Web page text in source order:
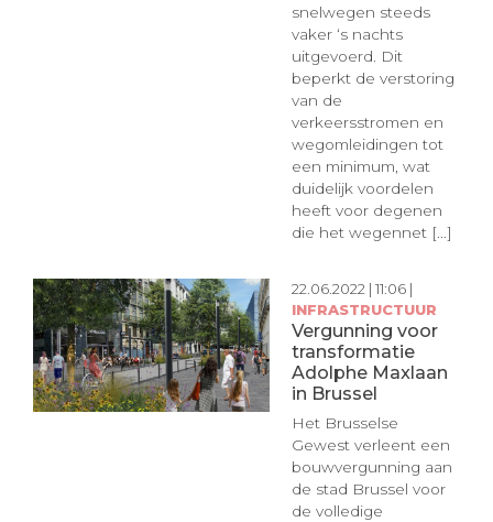
snelwegen steeds
vaker ‘s nachts
uitgevoerd. Dit
beperkt de verstoring
van de
verkeersstromen en
wegomleidingen tot
een minimum, wat
duidelijk voordelen
heeft voor degenen
die het wegennet [...]
22.06.2022 | 11:06 |
INFRASTRUCTUUR
Vergunning voor
transformatie
Adolphe Maxlaan
in Brussel
Het Brusselse
Gewest verleent een
bouwvergunning aan
de stad Brussel voor
de volledige